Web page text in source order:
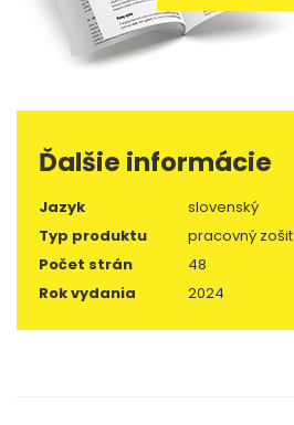
Ďalšie informácie
Jazyk
slovenský
Typ produktu
pracovný zošit
Počet strán
48
Rok vydania
2024